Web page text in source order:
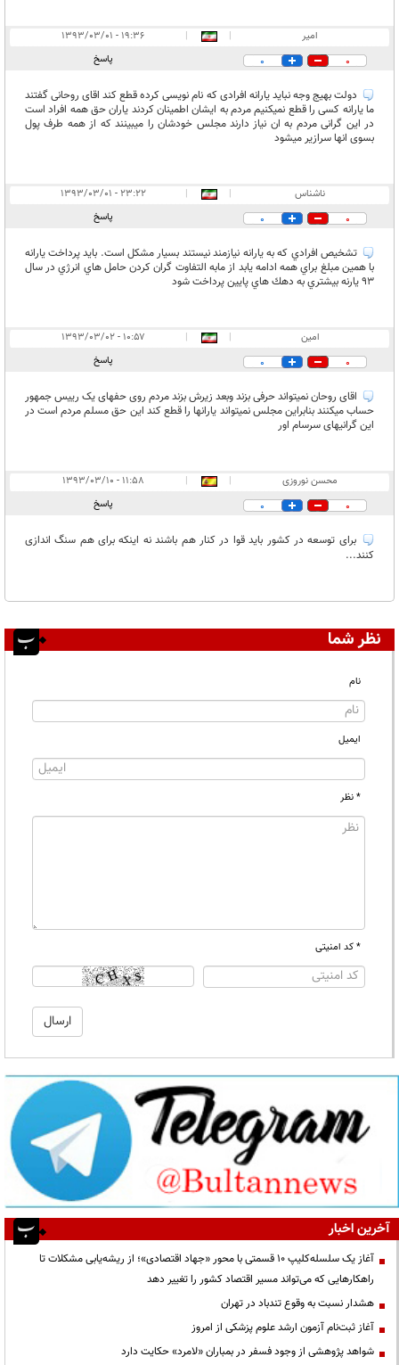
امیر |
|
۱۹:۳۶ - ۱۳۹۳/۰۳/۰۱
0
0 پاسخ
دولت بهیج وجه نباید یارانه افرادی که نام نویسی کرده قطع کند اقای روحانی گفتند
ما یارانه کسی را قطع نمیکنیم مردم به ایشان اطمینان کردند یاران حق همه افراد است
در این گرانی مردم به ان نیاز دارند مجلس خودشان را میبینند که از همه طرف پول
بسوی انها سرازیر میشود
ناشناس |
|
۲۳:۲۲ - ۱۳۹۳/۰۳/۰۱
0
0 پاسخ
تشخيص افرادي كه به يارانه نيازمند نيستند بسيار مشكل است. بايد پرداخت يارانه
با همين مبلغ براي همه ادامه يابد از مابه التفاوت گران كردن حامل هاي انرژي در سال
93 يارنه بيشتري به دهك هاي پايين پرداخت شود
امین |
|
۱۰:۵۷ - ۱۳۹۳/۰۳/۰۲
0
0 پاسخ
اقای روحان نمیتواند حرفی بزند وبعد زیرش بزند مردم روی حفهای یک رییس جمهور
حساب میکنند بنابراین مجلس نمیتواند یارانها را قطع کند این حق مسلم مردم است در
این گرانیهای سرسام اور
محسن نوروزی |
|
۱۱:۵۸ - ۱۳۹۳/۰۳/۱۰
0
0 پاسخ
برای توسعه در کشور باید قوا در کنار هم باشند نه اینکه برای هم سنگ اندازی
کنند...
نظر شما
نام
ایمیل
* نظر
* کد امنیتی
آخرین اخبار
آغاز یک سلسله‌کلیپ ۱۰ قسمتی با محور «جهاد اقتصادی»؛ از ریشه‌یابی مشکلات تا
راهکارهایی که می‌تواند مسیر اقتصاد کشور را تغییر دهد
هشدار نسبت به وقوع تندباد در تهران
آغاز ثبت‌نام آزمون ارشد علوم پزشکی از امروز
شواهد پژوهشی از وجود فسفر در بمباران «لامرد» حکایت دارد